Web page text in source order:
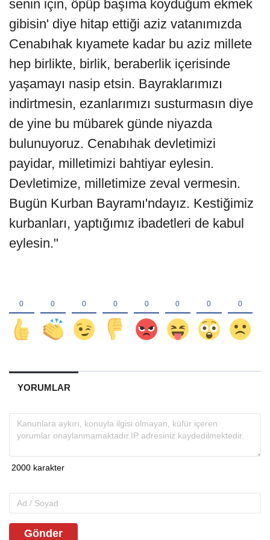
senin için, öpüp başıma koyduğum ekmek
gibisin' diye hitap ettiği aziz vatanımızda
Cenabıhak kıyamete kadar bu aziz millete
hep birlikte, birlik, beraberlik içerisinde
yaşamayı nasip etsin. Bayraklarımızı
indirtmesin, ezanlarımızı susturmasın diye
de yine bu mübarek günde niyazda
bulunuyoruz. Cenabıhak devletimizi
payidar, milletimizi bahtiyar eylesin.
Devletimize, milletimize zeval vermesin.
Bugün Kurban Bayramı'ndayız. Kestiğimiz
kurbanları, yaptığımız ibadetleri de kabul
eylesin."
YORUMLAR
Gönder